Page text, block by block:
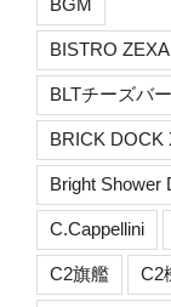
BGM
BISTRO
BLTチーズバ
BRICK DOCK
Bright Shower
C.Cappellini
C2旗艦 C2